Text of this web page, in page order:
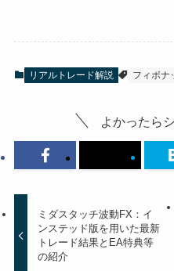
リアルトレード解説 フィボナ
よかったら
ミダスタッチ波動FX：イ
ンステッド版を用いた最新
トレード結果とEA特典等
の紹介